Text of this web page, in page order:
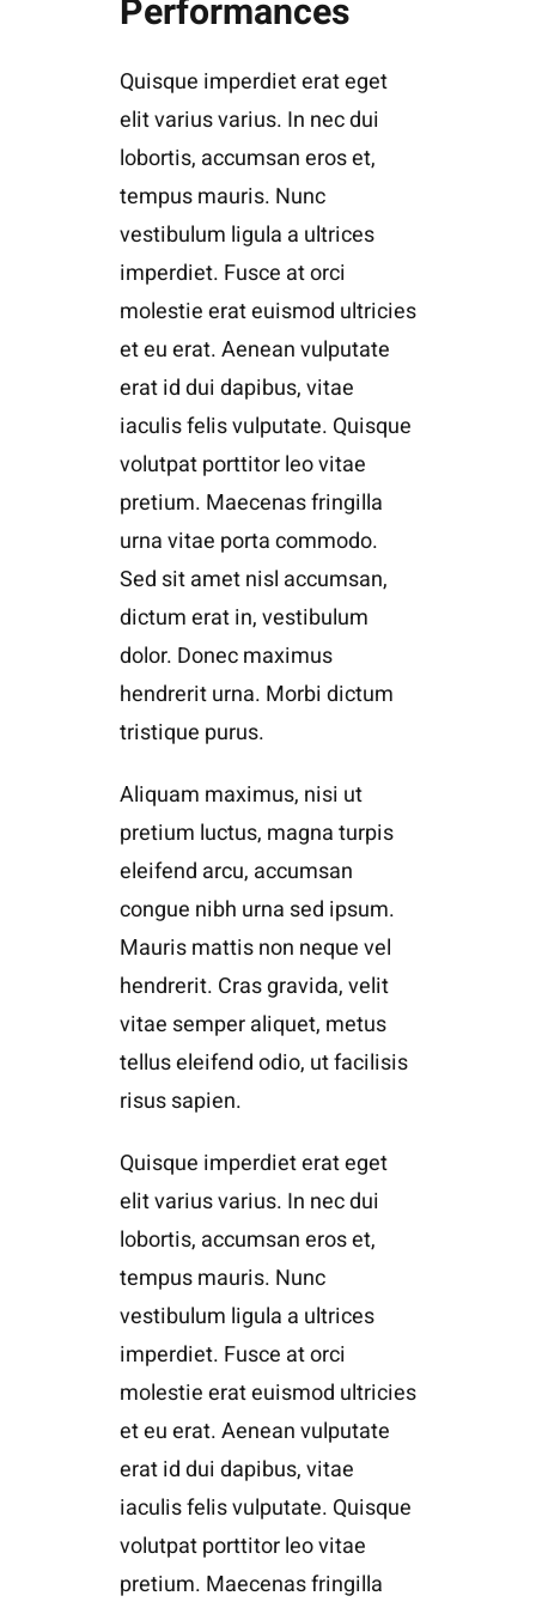
Performances
Quisque imperdiet erat eget
elit varius varius. In nec dui
lobortis, accumsan eros et,
tempus mauris. Nunc
vestibulum ligula a ultrices
imperdiet. Fusce at orci
molestie erat euismod ultricies
et eu erat. Aenean vulputate
erat id dui dapibus, vitae
iaculis felis vulputate. Quisque
volutpat porttitor leo vitae
pretium. Maecenas fringilla
urna vitae porta commodo.
Sed sit amet nisl accumsan,
dictum erat in, vestibulum
dolor. Donec maximus
hendrerit urna. Morbi dictum
tristique purus.
Aliquam maximus, nisi ut
pretium luctus, magna turpis
eleifend arcu, accumsan
congue nibh urna sed ipsum.
Mauris mattis non neque vel
hendrerit. Cras gravida, velit
vitae semper aliquet, metus
tellus eleifend odio, ut facilisis
risus sapien.
Quisque imperdiet erat eget
elit varius varius. In nec dui
lobortis, accumsan eros et,
tempus mauris. Nunc
vestibulum ligula a ultrices
imperdiet. Fusce at orci
molestie erat euismod ultricies
et eu erat. Aenean vulputate
erat id dui dapibus, vitae
iaculis felis vulputate. Quisque
volutpat porttitor leo vitae
pretium. Maecenas fringilla